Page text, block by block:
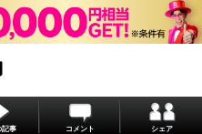
記事 コメント シェア